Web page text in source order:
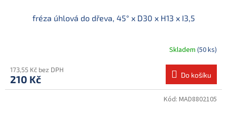
fréza úhlová do dřeva, 45° x D30 x H13 x I3,5
Skladem (50 ks)
173,55 Kč bez DPH
210 Kč Do košíku
Kód: MAD8802105